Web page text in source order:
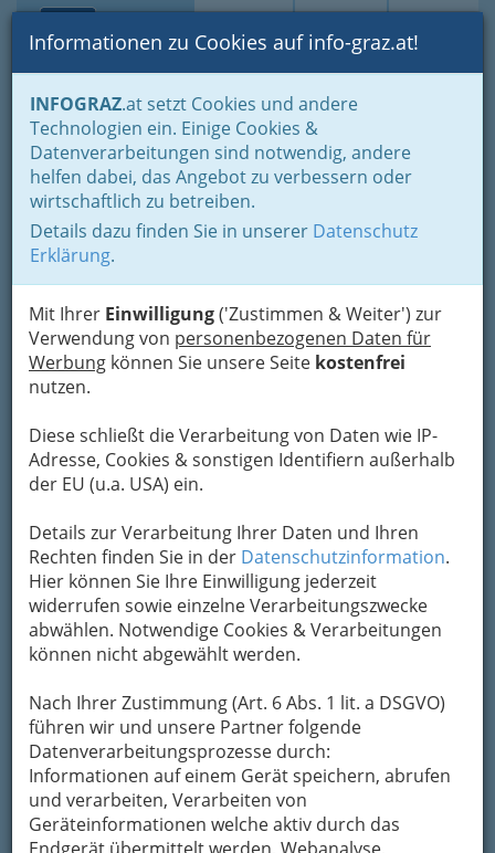
Suche Login Toggle
Informationen zu Cookies auf info-graz.at!
INFOGRAZ.at setzt Cookies und andere
Technologien ein. Einige Cookies &
Datenverarbeitungen sind notwendig, andere
helfen dabei, das Angebot zu verbessern oder
wirtschaftlich zu betreiben.
Details dazu finden Sie in unserer Datenschutz
Erklärung.
Mit Ihrer Einwilligung('Zustimmen & Weiter') zur
Verwendung von personenbezogenen Daten für
Werbung können Sie unsere Seite kostenfrei
nutzen.
Diese schließt die Verarbeitung von Daten wie IP-
Adresse, Cookies & sonstigen Identifiern außerhalb
der EU (u.a. USA) ein.
Details zur Verarbeitung Ihrer Daten und Ihren
Rechten finden Sie in der Datenschutzinformation.
Hier können Sie Ihre Einwilligung jederzeit
widerrufen sowie einzelne Verarbeitungszwecke
abwählen. Notwendige Cookies & Verarbeitungen
können nicht abgewählt werden.
Nach Ihrer Zustimmung (Art. 6 Abs. 1 lit. a DSGVO)
führen wir und unsere Partner folgende
Datenverarbeitungsprozesse durch:
Informationen auf einem Gerät speichern, abrufen
und verarbeiten, Verarbeiten von
Geräteinformationen welche aktiv durch das
Home Branchen
Gewerbe, Handwerk, Banken
Transport - Verkehr
Fachgruppe für die Beförderungsgewerbe mit PKW
Kraftfahrzeugverleih in Graz und Graz Umgebung
Autohaus Robinson KG
Kärntner Straße 30, 8020 Graz
+43 316 7800
+43 316 780 139
Karte
Adresse mit Google Maps anschauen
Kontaktaufnahme
Um die Info-Graz Firmenvor Spam-Mails zu
bewahren, verwenden wir an dieser Stelle zur
Übermittlung Ihrer Nachricht ein sicheres
Formular. Ihre Nachricht wird nach dem
Unternehmen Autohaus Robinson KG
weitergeleitet.
Mein Name